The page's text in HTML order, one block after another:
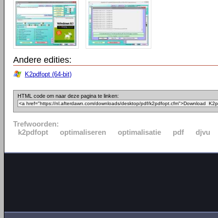
Andere edities:
K2pdfopt (64-bit)
HTML code om naar deze pagina te linken:
Trefwoorden:
k2pdfopt
optimaliseren optimalisatie pdf djvu